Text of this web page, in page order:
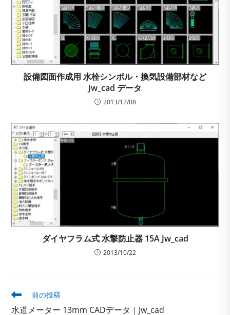
設備図面作成用 水栓シンボル・換気設備部材など
Jw_cad データ
2013/12/08
ダイヤフラム式 水撃防止器 15A Jw_cad
2013/10/22
そ
の
前の投稿
水道メーター 13mm CADデータ｜Jw_cad